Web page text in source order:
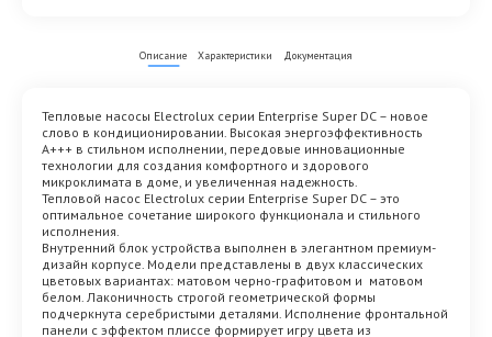
Описание Характеристики Документация
Тепловые насосы Electrolux серии Enterprise Super DC – новое
слово в кондиционировании. Высокая энергоэффективность
А+++ в стильном исполнении, передовые инновационные
технологии для создания комфортного и здорового
микроклимата в доме, и увеличенная надежность.
Тепловой насос Electrolux серии Enterprise Super DC – это
оптимальное сочетание широкого функционала и стильного
исполнения.
Внутренний блок устройства выполнен в элегантном премиум-
дизайн корпусе. Модели представлены в двух классических
цветовых вариантах: матовом черно-графитовом и матовом
белом. Лаконичность строгой геометрической формы
подчеркнута серебристыми деталями. Исполнение фронтальной
панели с эффектом плиссе формирует игру цвета из